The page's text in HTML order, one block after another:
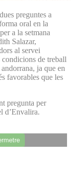
preguntes a
oral en la
a la setmana
Salazar,
al servei
condicions de treball
ja que en
favorables que les
pregunta per
d’Envalira.